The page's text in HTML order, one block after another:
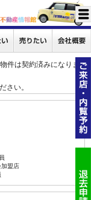
件は契約済みになりまし
さい。
加盟店